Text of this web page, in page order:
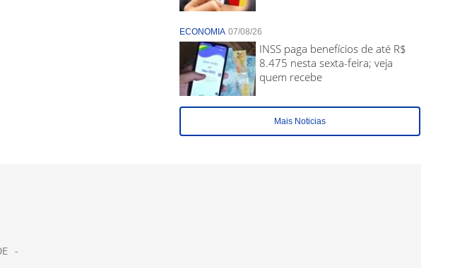
ECONOMIA 07/08/26
INSS paga benefícios de até R$
8.475 nesta sexta-feira; veja
quem recebe
Mais Noticias